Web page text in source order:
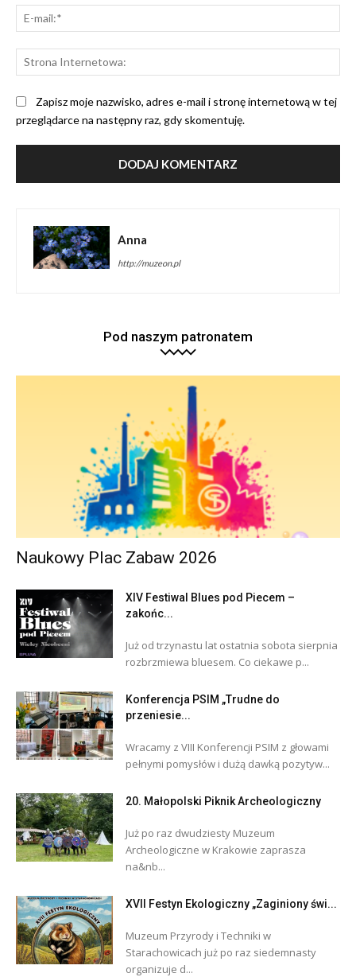
Zapisz moje nazwisko, adres e-mail i stronę internetową w tej
przeglądarce na następny raz, gdy skomentuję.
Anna
http://muzeon.pl
Pod naszym patronatem
Naukowy Plac Zabaw 2026
XIV Festiwal Blues pod Piecem –
zakońc...
Już od trzynastu lat ostatnia sobota sierpnia
rozbrzmiewa bluesem. Co ciekawe p...
Konferencja PSIM „Trudne do
przeniesie...
Wracamy z VIII Konferencji PSIM z głowami
pełnymi pomysłów i dużą dawką pozytyw...
20. Małopolski Piknik Archeologiczny
Już po raz dwudziesty Muzeum
Archeologiczne w Krakowie zaprasza
na&nb...
XVII Festyn Ekologiczny „Zaginiony świ...
Muzeum Przyrody i Techniki w
Starachowicach już po raz siedemnasty
organizuje d...